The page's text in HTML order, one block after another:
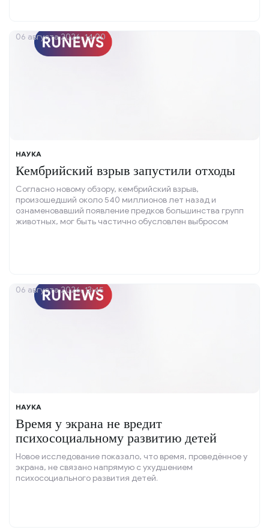
НАУКА
Кембрийский взрыв запустили отходы
Согласно новому обзору, кембрийский взрыв,
произошедший около 540 миллионов лет назад и
ознаменовавший появление предков большинства групп
животных, мог быть частично обусловлен выбросом
06 августа 2026, 14:00
НАУКА
Время у экрана не вредит
психосоциальному развитию детей
Новое исследование показало, что время, проведённое у
экрана, не связано напрямую с ухудшением
психосоциального развития детей.
06 августа 2026, 13:45